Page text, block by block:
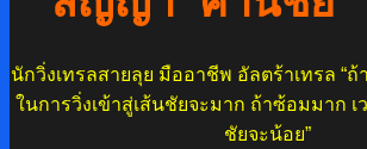
นักวิ่งเทรลสายลุย มืออาชีพ อัลตร้าเทรล “ถ้
ในการวิ่งเข้าสู่เส้นชัยจะมาก ถ้าซ้อมมาก เ
ชัยจะน้อย”